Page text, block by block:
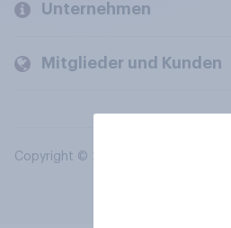
Unternehmen
Mitglieder und Kunden
Copyright © 2026 YouGov PLC. Alle